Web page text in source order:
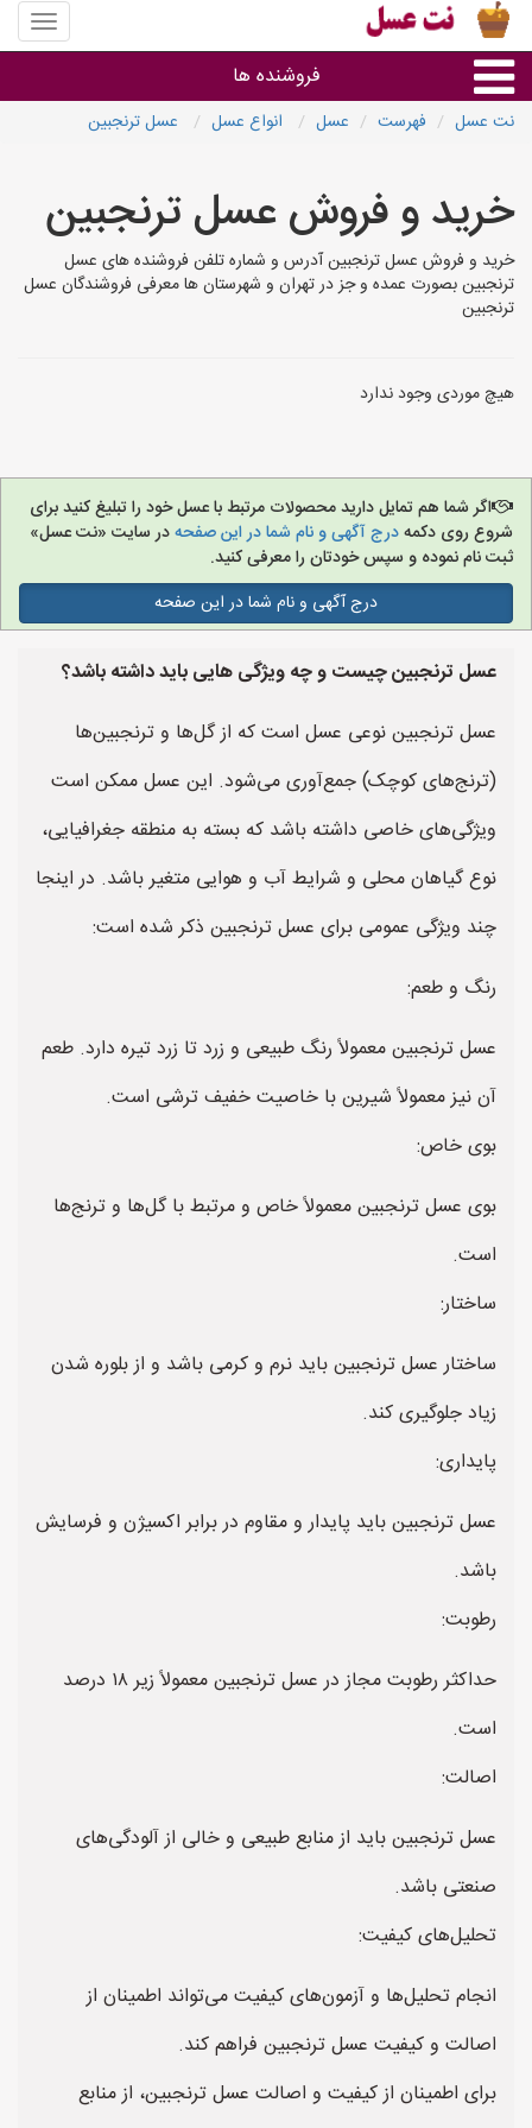
منوی
سایت
عسل
فروشنده ها
استان ها
نت عسل فهرست عسل انواع عسل عسل ترنجبین
خرید و فروش عسل ترنجبین
خرید و فروش عسل ترنجبین آدرس و شماره تلفن فروشنده های عسل
ترنجبین بصورت عمده و جز در تهران و شهرستان ها معرفی فروشندگان عسل
ترنجبین
هیچ موردی وجود ندارد
اگر شما هم تمایل دارید محصولات مرتبط با عسل خود را تبلیغ کنید برای
شروع روی دکمهدرج آگهی و نام شما در این صفحهدر سایت «نت عسل»
ثبت نام نموده و سپس خودتان را معرفی کنید.
درج آگهی و نام شما در این صفحه
عسل ترنجبین چیست و چه ویژگی هایی باید داشته باشد؟
عسل ترنجبین نوعی عسل است که از گل‌ها و ترنجبین‌ها
(ترنج‌های کوچک) جمع‌آوری می‌شود. این عسل ممکن است
ویژگی‌های خاصی داشته باشد که بسته به منطقه جغرافیایی،
نوع گیاهان محلی و شرایط آب و هوایی متغیر باشد. در اینجا
چند ویژگی عمومی برای عسل ترنجبین ذکر شده است:
رنگ و طعم:
عسل ترنجبین معمولاً رنگ طبیعی و زرد تا زرد تیره دارد. طعم
آن نیز معمولاً شیرین با خاصیت خفیف ترشی است.
بوی خاص:
بوی عسل ترنجبین معمولاً خاص و مرتبط با گل‌ها و ترنج‌ها
است.
ساختار:
ساختار عسل ترنجبین باید نرم و کرمی باشد و از بلوره شدن
زیاد جلوگیری کند.
پایداری:
عسل ترنجبین باید پایدار و مقاوم در برابر اکسیژن و فرسایش
باشد.
رطوبت:
حداکثر رطوبت مجاز در عسل ترنجبین معمولاً زیر ۱۸ درصد
است.
اصالت:
عسل ترنجبین باید از منابع طبیعی و خالی از آلودگی‌های
صنعتی باشد.
تحلیل‌های کیفیت:
انجام تحلیل‌ها و آزمون‌های کیفیت می‌تواند اطمینان از
اصالت و کیفیت عسل ترنجبین فراهم کند.
برای اطمینان از کیفیت و اصالت عسل ترنجبین، از منابع